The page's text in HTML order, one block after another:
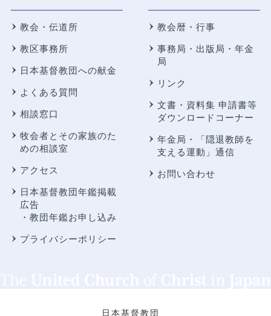
教会・伝道所
教区事務所
日本基督教団への献金
よくある質問
相談窓口
牧会者とその家族のた
めの相談室
アクセス
日本基督教団年鑑掲載
広告
・教団年鑑お申し込み
プライバシーポリシー
教会暦・行事
事務局・出版局・年金
局
リンク
文書・資料集 申請書等
ダウンロードコーナー
年金局・
「隠退教師を
支える運動」通信
お問い合わせ
日本基督教団